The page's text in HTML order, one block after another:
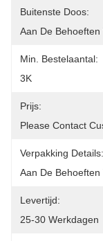
Buitenste Doos:
Aan De
Min. Bestelaantal:
3K
Prijs:
Please Contact
Verpakking Details:
Aan De
Levertijd:
25-30 Werkdagen